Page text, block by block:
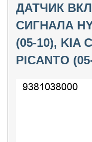
ДАТЧИК
СИГНАЛА
(05-10), KIA
PICANTO